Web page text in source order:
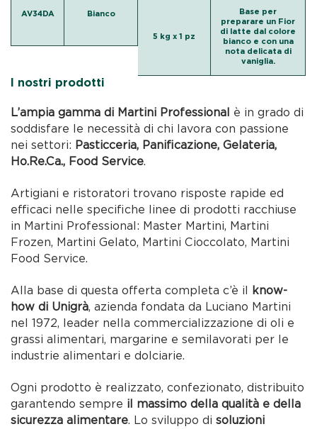
AV34DA Bianco
5 kg x 1 pz
Base per
preparare un Fior
di latte dal colore
bianco e con una
nota delicata di
vaniglia.
I nostri prodotti
L’ampia gamma di Martini Professional è in grado di
soddisfare le necessità di chi lavora con passione
nei settori: Pasticceria, Panificazione, Gelateria,
Ho.Re.Ca., Food Service.
Artigiani e ristoratori trovano risposte rapide ed
efficaci nelle specifiche linee di prodotti racchiuse
in Martini Professional: Master Martini, Martini
Frozen, Martini Gelato, Martini Cioccolato, Martini
Food Service.
Alla base di questa offerta completa c’è il know-
how di Unigrà, azienda fondata da Luciano Martini
nel 1972, leader nella commercializzazione di oli e
grassi alimentari, margarine e semilavorati per le
industrie alimentari e dolciarie.
Ogni prodotto è realizzato, confezionato, distribuito
garantendo sempre il massimo della qualità e della
sicurezza alimentare. Lo sviluppo disoluzioni